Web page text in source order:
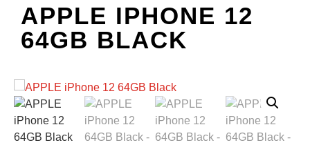
APPLE IPHONE 12
64GB BLACK